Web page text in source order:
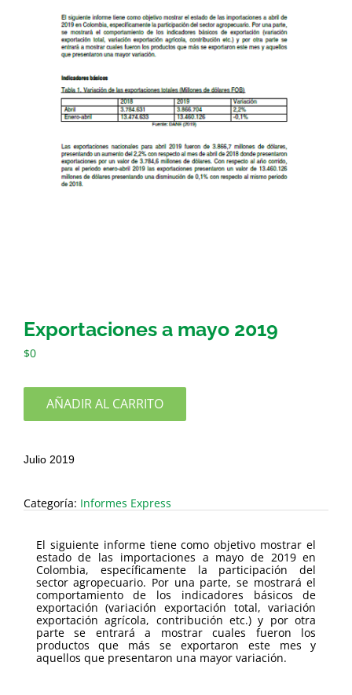
Exportaciones a mayo 2019
$0
AÑADIR AL CARRITO
Julio 2019
Categoría: Informes Express
El siguiente informe tiene como objetivo mostrar el
estado de las importaciones a mayo de 2019 en
Colombia, específicamente la participación del
sector agropecuario. Por una parte, se mostrará el
comportamiento de los indicadores básicos de
exportación (variación exportación total, variación
exportación agrícola, contribución etc.) y por otra
parte se entrará a mostrar cuales fueron los
productos que más se exportaron este mes y
aquellos que presentaron una mayor variación.